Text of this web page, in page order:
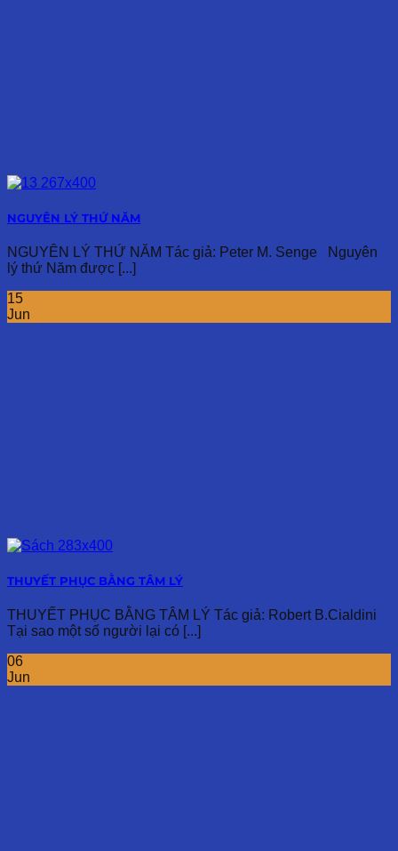
NGUYÊN LÝ THỨ NĂM
NGUYÊN LÝ THỨ NĂM Tác giả: Peter M. Senge Nguyên
lý thứ Năm được [...]
15
Jun
THUYẾT PHỤC BẰNG TÂM LÝ
THUYẾT PHỤC BẰNG TÂM LÝ Tác giả: Robert B.Cialdini
Tại sao một số người lại có [...]
06
Jun